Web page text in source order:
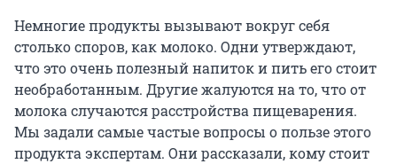
Немногие продукты вызывают вокруг себя
столько споров, как молоко. Одни утверждают,
что это очень полезный напиток и пить его стоит
необработанным. Другие жалуются на то, что от
молока случаются расстройства пищеварения.
Мы задали самые частые вопросы о пользе этого
продукта экспертам. Они рассказали, кому стоит